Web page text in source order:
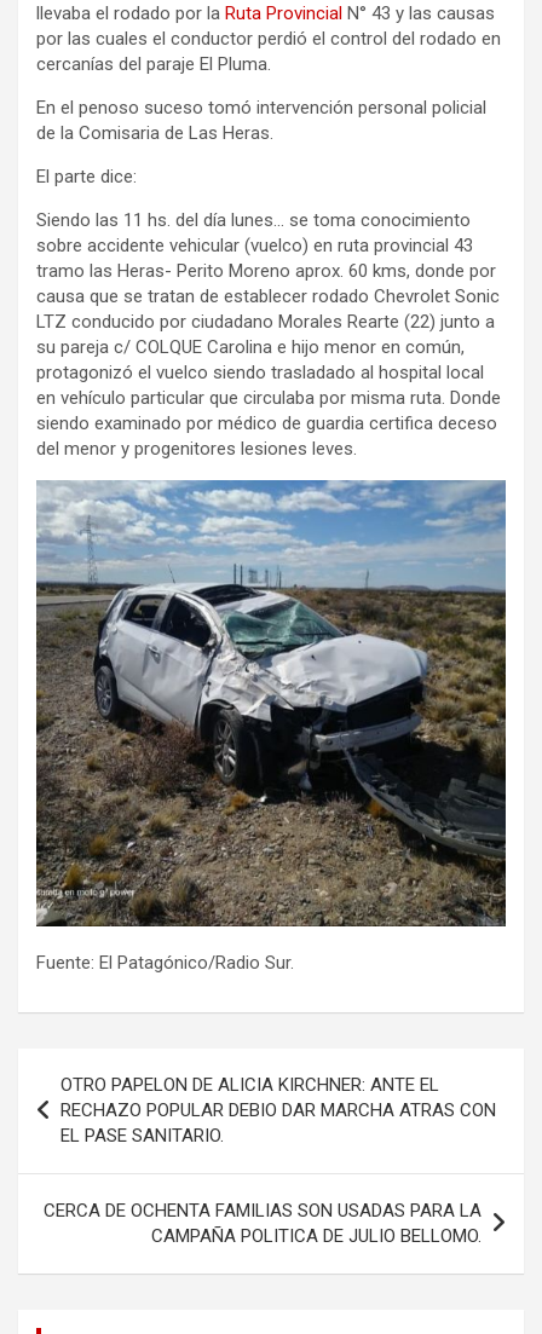
llevaba el rodado por la Ruta Provincial N° 43 y las causas
por las cuales el conductor perdió el control del rodado en
cercanías del paraje El Pluma.
En el penoso suceso tomó intervención personal policial
de la Comisaria de Las Heras.
El parte dice:
Siendo las 11 hs. del día lunes… se toma conocimiento
sobre accidente vehicular (vuelco) en ruta provincial 43
tramo las Heras- Perito Moreno aprox. 60 kms, donde por
causa que se tratan de establecer rodado Chevrolet Sonic
LTZ conducido por ciudadano Morales Rearte (22) junto a
su pareja c/ COLQUE Carolina e hijo menor en común,
protagonizó el vuelco siendo trasladado al hospital local
en vehículo particular que circulaba por misma ruta. Donde
siendo examinado por médico de guardia certifica deceso
del menor y progenitores lesiones leves.
Fuente: El Patagónico/Radio Sur.
de
entradas
OTRO PAPELON DE ALICIA KIRCHNER: ANTE EL
RECHAZO POPULAR DEBIO DAR MARCHA ATRAS CON
EL PASE SANITARIO.
CERCA DE OCHENTA FAMILIAS SON USADAS PARA LA
CAMPAÑA POLITICA DE JULIO BELLOMO.